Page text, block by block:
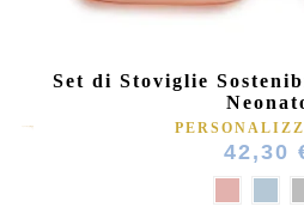
Set di Stoviglie
42,30